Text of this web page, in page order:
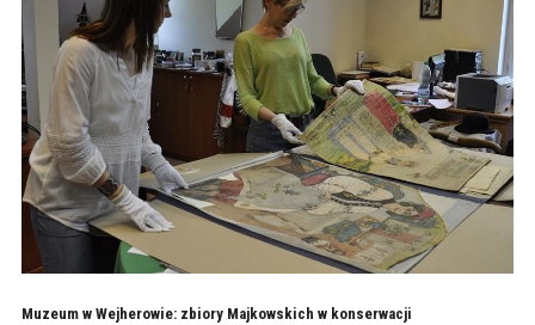
Muzeum w Wejherowie: zbiory Majkowskich w konserwacji